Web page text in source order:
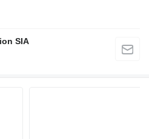
SIA